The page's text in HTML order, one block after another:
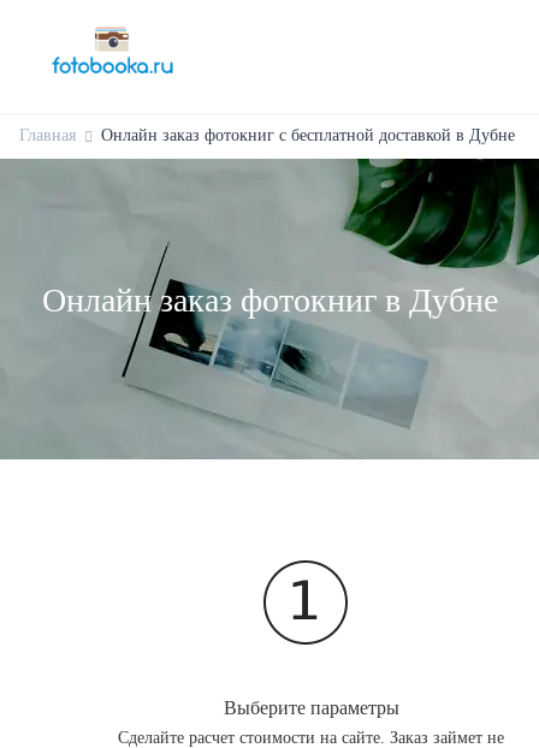
Главная Онлайн заказ фотокниг с бесплатной доставкой в Дубне
Онлайн заказ фотокниг в Дубне
Выберите параметры
Сделайте расчет стоимости на сайте. Заказ займет не